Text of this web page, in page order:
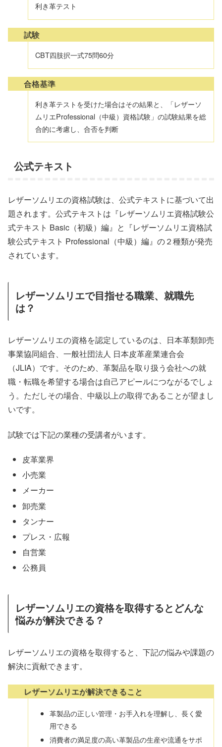
利き革テスト
試験
CBT四肢択一式75問60分
合格基準
利き革テストを受けた場合はその結果と、「レザーソ
ムリエProfessional（中級）資格試験」の試験結果を総
合的に考慮し、合否を判断
公式テキスト
レザーソムリエの資格試験は、公式テキストに基づいて出
題されます。公式テキストは『レザーソムリエ資格試験公
式テキスト Basic（初級）編』と『レザーソムリエ資格試
験公式テキスト Professional（中級）編』の２種類が発売
されています。
レザーソムリエで目指せる職業、就職先
は？
レザーソムリエの資格を認定しているのは、日本革類卸売
事業協同組合、一般社団法人 日本皮革産業連合会
（JLIA）です。そのため、革製品を取り扱う会社への就
職・転職を希望する場合は自己アピールにつながるでしょ
う。ただしその場合、中級以上の取得であることが望まし
いです。
試験では下記の業種の受講者がいます。
皮革業界
小売業
メーカー
卸売業
タンナー
プレス・広報
自営業
公務員
レザーソムリエの資格を取得するとどんな
悩みが解決できる？
レザーソムリエの資格を取得すると、下記の悩みや課題の
解決に貢献できます。
レザーソムリエが解決できること
革製品の正しい管理・お手入れを理解し、長く愛
用できる
消費者の満足度の高い革製品の生産や流通をサポ